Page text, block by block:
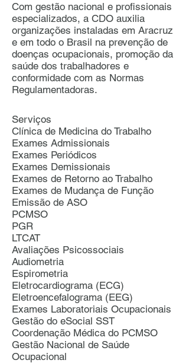
Com gestão nacional e profissionais
especializados, a CDO auxilia
organizações instaladas em Aracruz
e em todo o Brasil na prevenção de
doenças ocupacionais, promoção da
saúde dos trabalhadores e
conformidade com as Normas
Regulamentadoras.
Serviços
Clínica de Medicina do Trabalho
Exames Admissionais
Exames Periódicos
Exames Demissionais
Exames de Retorno ao Trabalho
Exames de Mudança de Função
Emissão de ASO
PCMSO
PGR
LTCAT
Avaliações Psicossociais
Audiometria
Espirometria
Eletrocardiograma (ECG)
Eletroencefalograma (EEG)
Exames Laboratoriais Ocupacionais
Gestão do eSocial SST
Coordenação Médica do PCMSO
Gestão Nacional de Saúde
Ocupacional